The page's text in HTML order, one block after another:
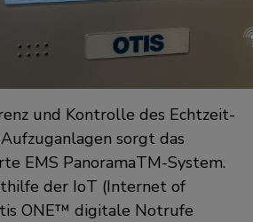
und Kontrolle des Echtzeit-
sorgt das
EMS PanoramaTM-System.
der IoT (Internet of
ONE™ digitale Notrufe